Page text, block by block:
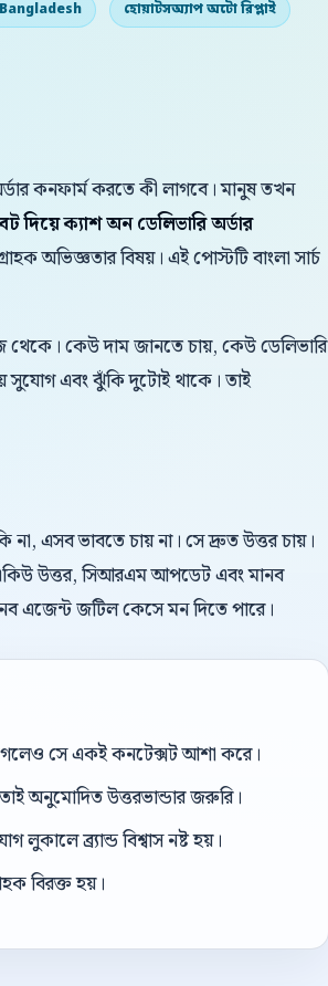
হোয়াটসঅ্যাপ অটো রিপ্লাই
কনফার্ম করতে কী লাগবে। মানুষ তখন
দিয়ে ক্যাশ অন ডেলিভারি অর্ডার
অভিজ্ঞতার বিষয়। এই পোস্টটি বাংলা সার্চ
কেউ দাম জানতে চায়, কেউ ডেলিভারি
সুযোগ এবং ঝুঁকি দুটোই থাকে। তাই
এসব ভাবতে চায় না। সে দ্রুত উত্তর চায়।
উত্তর, সিআরএম আপডেট এবং মানব
এজেন্ট জটিল কেসে মন দিতে পারে।
গেলেও সে একই কনটেক্সট আশা করে।
অনুমোদিত উত্তরভান্ডার জরুরি।
ব্র্যান্ড বিশ্বাস নষ্ট হয়।
বিরক্ত হয়।